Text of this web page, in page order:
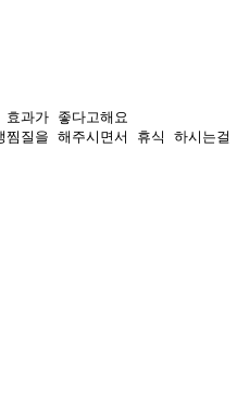
과가 좋다고해요
질을 해주시면서 휴식 하시는걸